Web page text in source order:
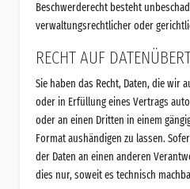
Beschwerderecht besteht
verwaltungsrechtlicher oder
RECHT AUF
Sie haben das Recht, Daten, die wir
oder in Erfüllung eines Vertrags
oder an einen Dritten in einem
Format aushändigen zu lassen.
der Daten an einen anderen
dies nur, soweit es technisch